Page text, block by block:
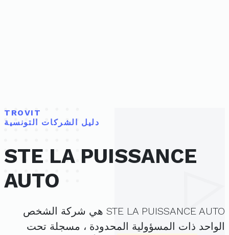
TROVIT
دليل الشركات التونسية
STE LA PUISSANCE
AUTO
STE LA PUISSANCE AUTO هي شركة الشخص
الواحد ذات المسؤولية المحدودة ، مسجلة تحت